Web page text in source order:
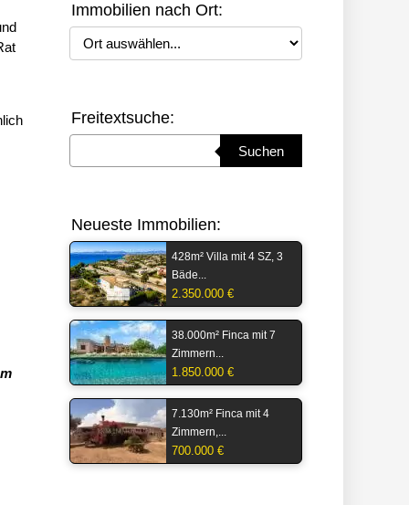
Immobilien nach Ort:
Ort auswählen
Freitextsuche:
Suchen
Neueste Immobilien:
428m² Villa mit 4 SZ, 3
Bäde...
2.350.000 €
38.000m² Finca mit 7
Zimmern...
1.850.000 €
7.130m² Finca mit 4
Zimmern,...
700.000 €